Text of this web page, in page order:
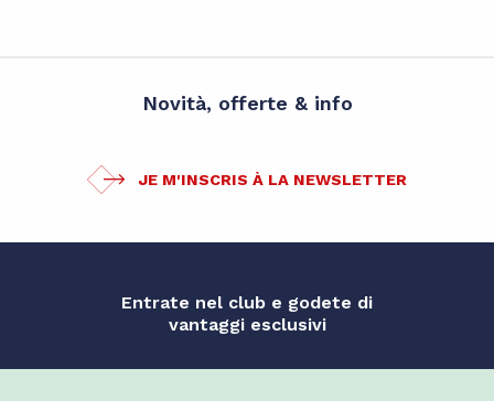
Novità, offerte & info
JE M'INSCRIS À LA NEWSLETTER
Entrate nel club e godete di
vantaggi esclusivi